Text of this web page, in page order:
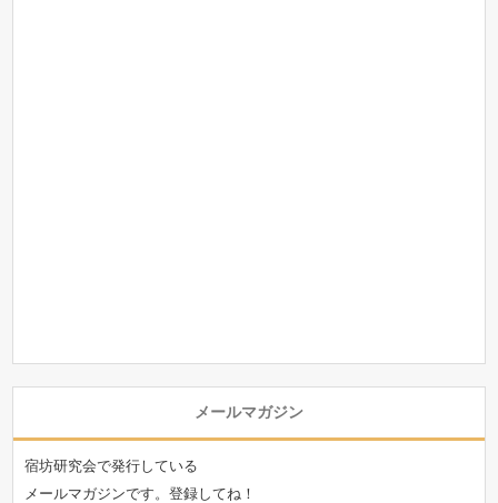
メールマガジン
宿坊研究会で発行している
メールマガジンです。登録してね！